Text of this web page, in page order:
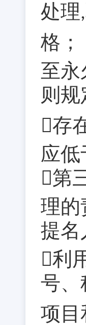
处理,
格；
至永
则
存
应
第
理的
提名
利
号、
项目